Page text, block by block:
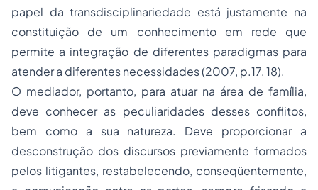
papel da transdisciplinariedade está justamente na
constituição de um conhecimento em rede que
permite a integração de diferentes paradigmas para
atender a diferentes necessidades (2007, p.17, 18).
O mediador, portanto, para atuar na área de família,
deve conhecer as peculiaridades desses conflitos,
bem como a sua natureza. Deve proporcionar a
desconstrução dos discursos previamente formados
pelos litigantes, restabelecendo, conseqüentemente,